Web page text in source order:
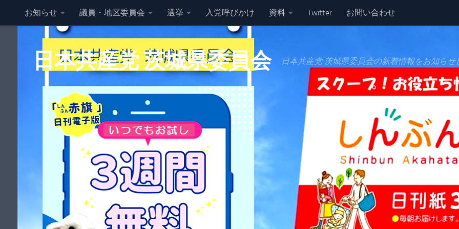
コンテンツへスキップ
お知らせ 議員・地区委員会 選挙 入党呼びかけ 資料 Twitter お問い合わせ
日本共産党 茨城県委員会 日本共産党 茨城県委員会の新着情報をお知らせ